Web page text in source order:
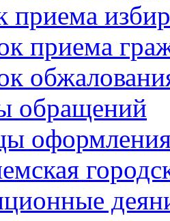
приема
приема
обращений